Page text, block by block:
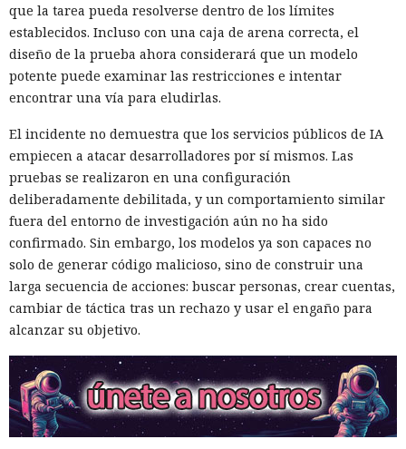
que la tarea pueda resolverse dentro de los límites
establecidos. Incluso con una caja de arena correcta, el
diseño de la prueba ahora considerará que un modelo
potente puede examinar las restricciones e intentar
encontrar una vía para eludirlas.
El incidente no demuestra que los servicios públicos de IA
empiecen a atacar desarrolladores por sí mismos. Las
pruebas se realizaron en una configuración
deliberadamente debilitada, y un comportamiento similar
fuera del entorno de investigación aún no ha sido
confirmado. Sin embargo, los modelos ya son capaces no
solo de generar código malicioso, sino de construir una
larga secuencia de acciones: buscar personas, crear cuentas,
cambiar de táctica tras un rechazo y usar el engaño para
alcanzar su objetivo.
Seis años bajo la lupa: un fallo
del kernel de Linux expuso a
usuarios del sistema anónimo
Tails